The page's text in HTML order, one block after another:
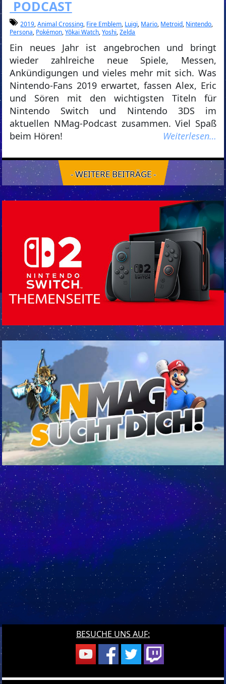
PODCAST
2019,Animal Crossing, Fire Emblem, Luigi, Mario, Metroid, Nintendo,
Persona, Pokémon,Yōkai Watch,Yoshi,Zelda
Ein neues Jahr ist angebrochen und bringt
wieder zahlreiche neue Spiele, Messen,
Ankündigungen und vieles mehr mit sich. Was
Nintendo-Fans 2019 erwartet, fassen Alex, Eric
und Sören mit den wichtigsten Titeln für
Nintendo Switch und Nintendo 3DS im
aktuellen NMag-Podcast zusammen. Viel Spaß
beim Hören!
Weiterlesen…
- WEITERE BEITRÄGE -
BESUCHE UNS AUF: